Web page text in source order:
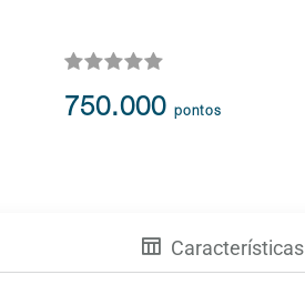
750.000pontos
Características